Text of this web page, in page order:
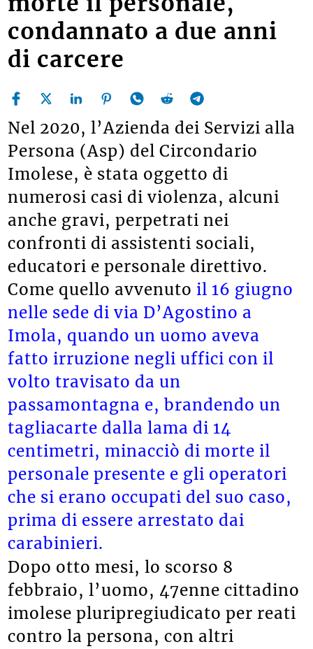
condannato a due anni
di carcere
Nel 2020, l’Azienda dei Servizi alla
Persona (Asp) del Circondario
Imolese, è stata oggetto di
numerosi casi di violenza, alcuni
anche gravi, perpetrati nei
confronti di assistenti sociali,
educatori e personale direttivo.
Come quello avvenuto il 16 giugno
nelle sede di via D’Agostino a
Imola, quando un uomo aveva
fatto irruzione negli uffici con il
volto travisato da un
passamontagna e, brandendo un
tagliacarte dalla lama di 14
centimetri, minacciò di morte il
personale presente e gli operatori
che si erano occupati del suo caso,
prima di essere arrestato dai
carabinieri.
Dopo otto mesi, lo scorso 8
febbraio, l’uomo, 47enne cittadino
imolese pluripregiudicato per reati
contro la persona, con altri